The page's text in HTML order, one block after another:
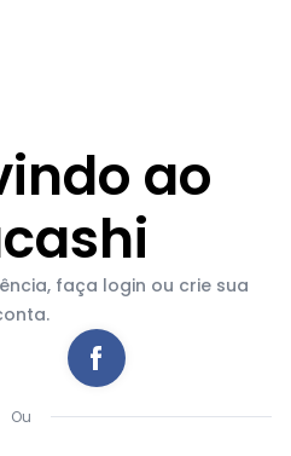
ao
faça login ou crie sua
Ou